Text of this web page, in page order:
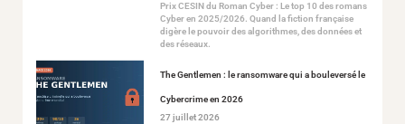
Prix CESIN du Roman Cyber : Le top 10 des romans
Cyber en 2025/2026. Quand la fiction française
digère le pouvoir des algorithmes, des données et
des réseaux.
The Gentlemen : le ransomware qui a bouleversé le
Cybercrime en 2026
27 juillet 2026